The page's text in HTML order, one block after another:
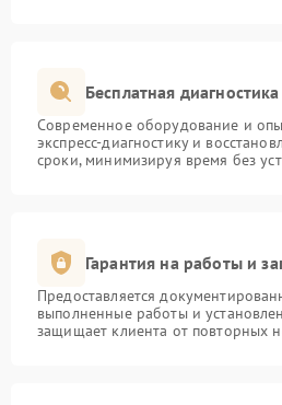
Бесплатная
Современное оборудование и
экспресс-диагностику и
сроки, минимизируя время без
Гарантия на работы и
Предоставляется
выполненные работы и
защищает клиента от повторных